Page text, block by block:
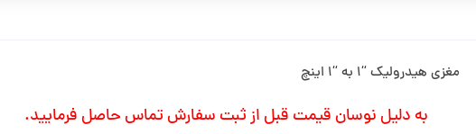
مغزی هیدرولیک “1 به “1 اینچ
به دلیل نوسان قیمت قبل از ثبت سفارش تماس حاصل فرمایید.